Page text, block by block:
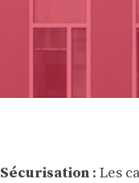
Sécurisation : Les